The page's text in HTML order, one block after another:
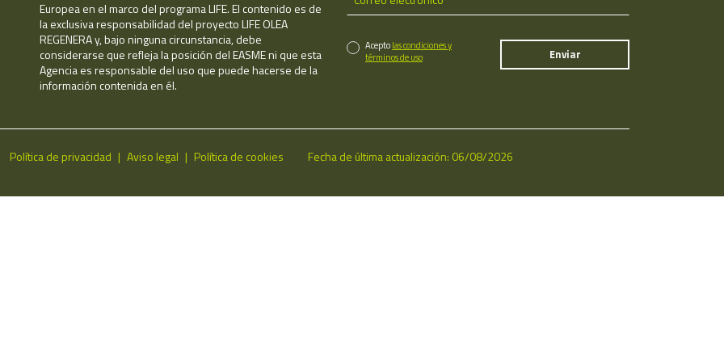
Europea en el marco del programa LIFE. El contenido es de
la exclusiva responsabilidad del proyecto LIFE OLEA
REGENERA y, bajo ninguna circunstancia, debe
considerarse que refleja la posición del EASME ni que esta
Agencia es responsable del uso que puede hacerse de la
información contenida en él.
Aceptolas condiciones y
términos de uso
Política de privacidad Aviso legal Política de cookies Fecha de última actualización: 06/08/2026